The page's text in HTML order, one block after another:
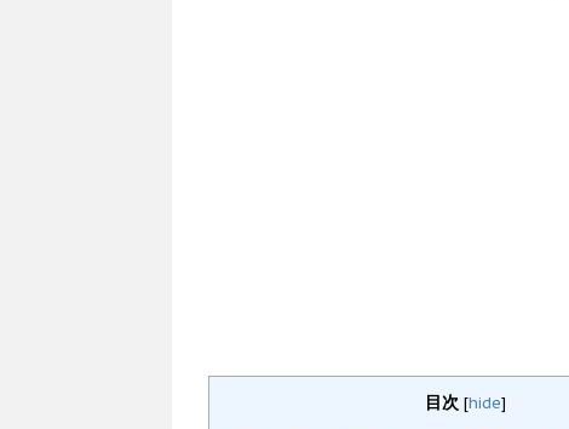
目次 [hide]